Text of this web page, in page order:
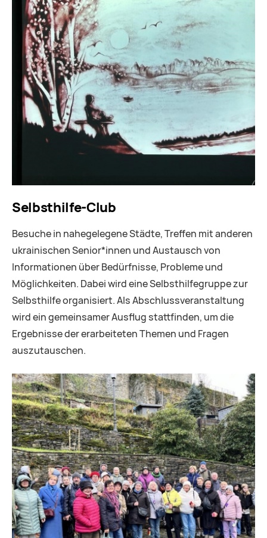
Selbsthilfe-Club
Besuche in nahegelegene Städte, Treffen mit anderen
ukrainischen Senior*innen und Austausch von
Informationen über Bedürfnisse, Probleme und
Möglichkeiten. Dabei wird eine Selbsthilfegruppe zur
Selbsthilfe organisiert. Als Abschlussveranstaltung
wird ein gemeinsamer Ausflug stattfinden, um die
Ergebnisse der erarbeiteten Themen und Fragen
auszutauschen.